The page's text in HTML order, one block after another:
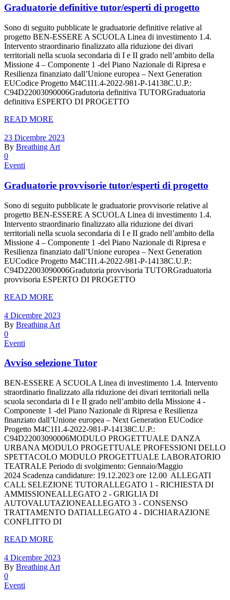
Graduatorie definitive tutor/esperti di progetto
Sono di seguito pubblicate le graduatorie definitive relative al
progetto BEN-ESSERE A SCUOLA Linea di investimento 1.4.
Intervento straordinario finalizzato alla riduzione dei divari
territoriali nella scuola secondaria di I e II grado nell’ambito della
Missione 4 – Componente 1 -del Piano Nazionale di Ripresa e
Resilienza finanziato dall’Unione europea – Next Generation
EUCodice Progetto M4C1I1.4-2022-981-P-14138C.U.P.:
C94D22003090006Gradutoria definitiva TUTORGraduatoria
definitiva ESPERTO DI PROGETTO
READ MORE
23 Dicembre 2023
By Breathing Art
0
Eventi
Graduatorie provvisorie tutor/esperti di progetto
Sono di seguito pubblicate le graduatorie provvisorie relative al
progetto BEN-ESSERE A SCUOLA Linea di investimento 1.4.
Intervento straordinario finalizzato alla riduzione dei divari
territoriali nella scuola secondaria di I e II grado nell’ambito della
Missione 4 – Componente 1 -del Piano Nazionale di Ripresa e
Resilienza finanziato dall’Unione europea – Next Generation
EUCodice Progetto M4C1I1.4-2022-981-P-14138C.U.P.:
C94D22003090006Gradutoria provvisoria TUTORGraduatoria
provvisoria ESPERTO DI PROGETTO
READ MORE
4 Dicembre 2023
By Breathing Art
0
Eventi
Avviso selezione Tutor
BEN-ESSERE A SCUOLA Linea di investimento 1.4. Intervento
straordinario finalizzato alla riduzione dei divari territoriali nella
scuola secondaria di I e II grado nell’ambito della Missione 4 -
Componente 1 -del Piano Nazionale di Ripresa e Resilienza
finanziato dall’Unione europea – Next Generation EUCodice
Progetto M4C1I1.4-2022-981-P-14138C.U.P.:
C94D22003090006MODULO PROGETTUALE DANZA
URBANA MODULO PROGETTUALE PROFESSIONI DELLO
SPETTACOLO MODULO PROGETTUALE LABORATORIO
TEATRALE Periodo di svolgimento: Gennaio/Maggio
2024 Scadenza candidature: 19.12.2023 ore 12.00 ALLEGATI
CALL SELEZIONE TUTORALLEGATO 1 - RICHIESTA DI
AMMISSIONEALLEGATO 2 - GRIGLIA DI
AUTOVALUTAZIONEALLEGATO 3 - CONSENSO
TRATTAMENTO DATIALLEGATO 4 - DICHIARAZIONE
CONFLITTO DI
READ MORE
4 Dicembre 2023
By Breathing Art
0
Eventi